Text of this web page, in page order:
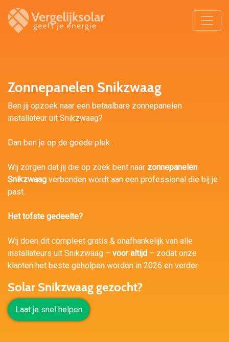
Zonnepanelen Snikzwaag
Ben jij opzoek naar een betaalbare zonnepanelen
installateur uit Snikzwaag?
Dan ben je op de goede plek.
Wij zorgen dat jij die op zoek bent naar zonnepanelen
Snikzwaag verbonden wordt aan een professional die bij je
past.
Het tofste gedeelte?
Wij doen dit compleet gratis & onafhankelijk van alle
installateurs uit Snikzwaag – voor altijd – zodat onze
klanten het beste geholpen worden in 2026 en verder.
Solar Snikzwaag gezocht?
Laat je snel helpen